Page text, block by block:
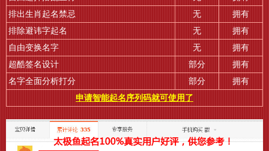
排出生肖起名禁忌
无
拥有
排除避讳字起名
无
拥有
自由变换名字
无
拥有
超酷签名设计
部分
拥有
名字全面分析打分
部分
拥有
申请智能起名序列码就可使用了